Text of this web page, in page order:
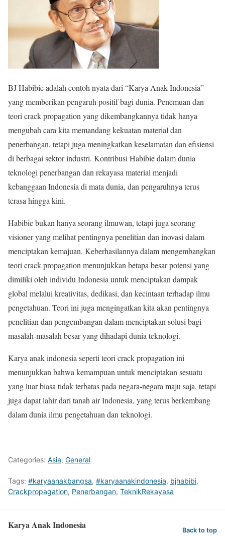
BJ Habibie adalah contoh nyata dari “Karya Anak Indonesia”
yang memberikan pengaruh positif bagi dunia. Penemuan dan
teori crack propagation yang dikembangkannya tidak hanya
mengubah cara kita memandang kekuatan material dan
penerbangan, tetapi juga meningkatkan keselamatan dan efisiensi
di berbagai sektor industri. Kontribusi Habibie dalam dunia
teknologi penerbangan dan rekayasa material menjadi
kebanggaan Indonesia di mata dunia, dan pengaruhnya terus
terasa hingga kini.
Habibie bukan hanya seorang ilmuwan, tetapi juga seorang
visioner yang melihat pentingnya penelitian dan inovasi dalam
menciptakan kemajuan. Keberhasilannya dalam mengembangkan
teori crack propagation menunjukkan betapa besar potensi yang
dimiliki oleh individu Indonesia untuk menciptakan dampak
global melalui kreativitas, dedikasi, dan kecintaan terhadap ilmu
pengetahuan. Teori ini juga mengingatkan kita akan pentingnya
penelitian dan pengembangan dalam menciptakan solusi bagi
masalah-masalah besar yang dihadapi dunia teknologi.
Karya anak indonesia seperti teori crack propagation ini
menunjukkan bahwa kemampuan untuk menciptakan sesuatu
yang luar biasa tidak terbatas pada negara-negara maju saja, tetapi
juga dapat lahir dari tanah air Indonesia, yang terus berkembang
dalam dunia ilmu pengetahuan dan teknologi.
Categories: Asia, General
Tags: #karyaanakbangsa, #karyaanakindonesia, bjhabibi,
Crackpropagation, Penerbangan, TeknikRekayasa
Karya Anak Indonesia Back to top